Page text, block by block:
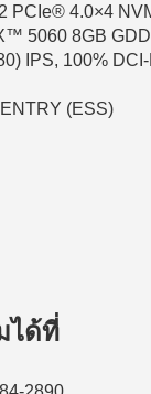
PCIe® 4.0×4
5060 8GB
IPS, 100%
(ESS)
ได้ที่